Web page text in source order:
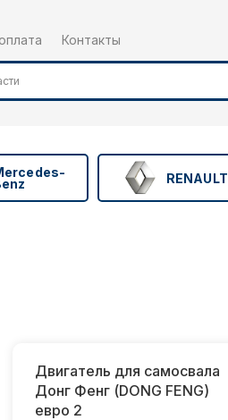
Контакты
RENAULT
Двигатель для самосвала
Донг Фенг (DONG FENG)
евро 2